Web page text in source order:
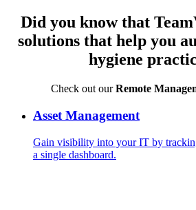
Did you know that
solutions that help you
hygiene
Check out ourRemote
Asset Management
Gain visibility into your IT by
a single dashboard.